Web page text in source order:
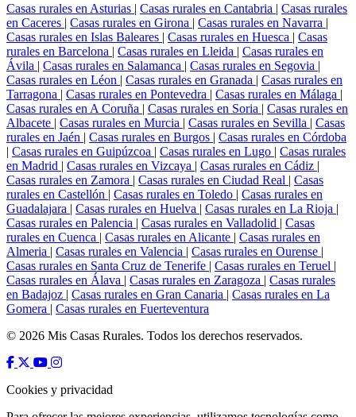
Casas rurales en Asturias | Casas rurales en Cantabria | Casas rurales
en Caceres | Casas rurales en Girona | Casas rurales en Navarra |
Casas rurales en Islas Baleares | Casas rurales en Huesca | Casas
rurales en Barcelona | Casas rurales en Lleida | Casas rurales en
Ávila | Casas rurales en Salamanca | Casas rurales en Segovia |
Casas rurales en Léon | Casas rurales en Granada | Casas rurales en
Tarragona | Casas rurales en Pontevedra | Casas rurales en Málaga |
Casas rurales en A Coruña | Casas rurales en Soria | Casas rurales en
Albacete | Casas rurales en Murcia | Casas rurales en Sevilla | Casas
rurales en Jaén | Casas rurales en Burgos | Casas rurales en Córdoba
| Casas rurales en Guipúzcoa | Casas rurales en Lugo | Casas rurales
en Madrid | Casas rurales en Vizcaya | Casas rurales en Cádiz |
Casas rurales en Zamora | Casas rurales en Ciudad Real | Casas
rurales en Castellón | Casas rurales en Toledo | Casas rurales en
Guadalajara | Casas rurales en Huelva | Casas rurales en La Rioja |
Casas rurales en Palencia | Casas rurales en Valladolid | Casas
rurales en Cuenca | Casas rurales en Alicante | Casas rurales en
Almeria | Casas rurales en Valencia | Casas rurales en Ourense |
Casas rurales en Santa Cruz de Tenerife | Casas rurales en Teruel |
Casas rurales en Álava | Casas rurales en Zaragoza | Casas rurales
en Badajoz | Casas rurales en Gran Canaria | Casas rurales en La
Gomera | Casas rurales en Fuerteventura
© 2026 Mis Casas Rurales. Todos los derechos reservados.
Cookies y privacidad